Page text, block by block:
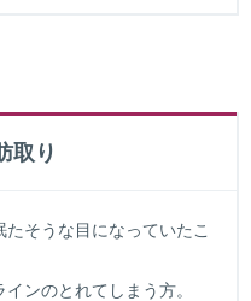
取り
そうな目になっていたこ
ンのとれてしまう方。